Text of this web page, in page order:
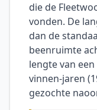
die de
vonden. De
dan de
beenruimte
lengte van
vinnen-jaren
gezochte